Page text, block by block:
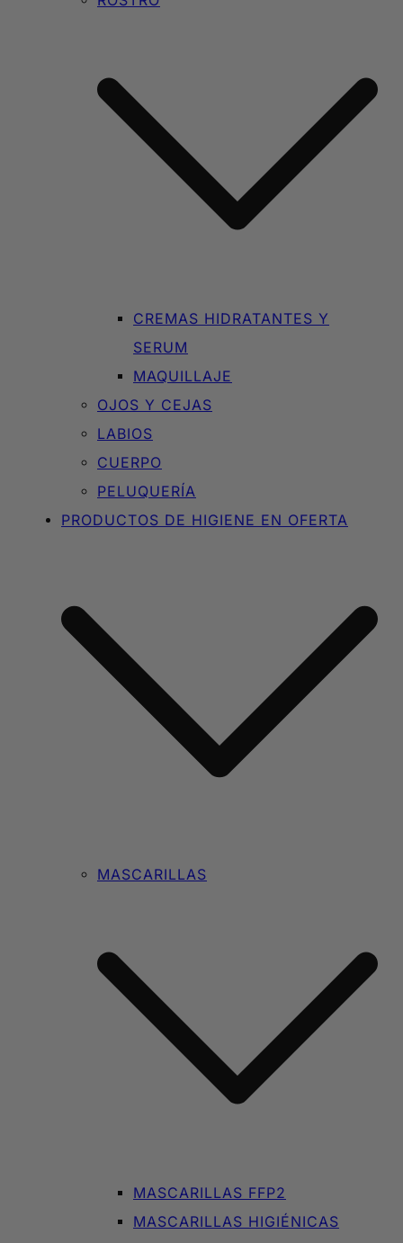
CREMAS HIDRATANTES Y
SERUM
MAQUILLAJE
OJOS Y CEJAS
LABIOS
CUERPO
PELUQUERÍA
PRODUCTOS DE HIGIENE EN OFERTA
MASCARILLAS
MASCARILLAS FFP2
MASCARILLAS HIGIÉNICAS